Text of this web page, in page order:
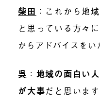
柴田 ：これから地
と思っている方々
からアドバイスをい
呉 ： 地域の面白い
が大事だと思いま